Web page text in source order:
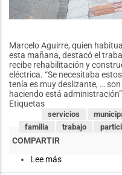
Marcelo Aguirre, quien
esta mañana, destacó el
recibe rehabilitación y
eléctrica. “Se necesitaba
tenía es muy deslizante, …
haciendo está
Etiquetas
servicios
trabajo
familia
Lee más